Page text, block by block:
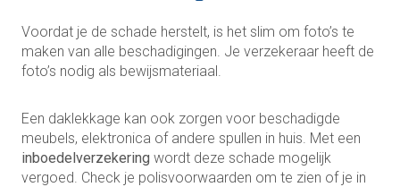
Voordat je de schade herstelt, is het slim om foto’s te
maken van alle beschadigingen. Je verzekeraar heeft de
foto’s nodig als bewijsmateriaal.
Een daklekkage kan ook zorgen voor beschadigde
meubels, elektronica of andere spullen in huis. Met een
inboedelverzekering wordt deze schade mogelijk
vergoed. Check je polisvoorwaarden om te zien of je in